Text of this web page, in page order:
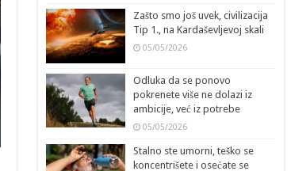
Zašto smo još uvek, civilizacija
Tip 1., na Kardaševljevoj skali
05/05/2026
Odluka da se ponovo
pokrenete više ne dolazi iz
ambicije, već iz potrebe
05/05/2026
Stalno ste umorni, teško se
koncentrišete i osećate se